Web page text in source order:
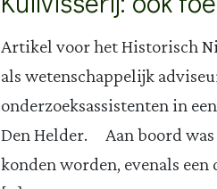
Artikel voor het Historisch
als wetenschappelijk
onderzoeksassistenten in
Den Helder. Aan boord was
konden worden, evenals